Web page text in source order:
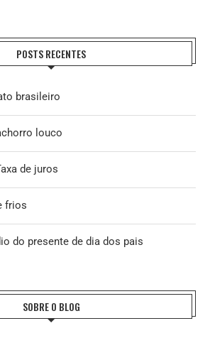
POSTS RECENTES
brasileiro
louco
de juros
frios
do presente de dia dos pais
SOBRE O BLOG